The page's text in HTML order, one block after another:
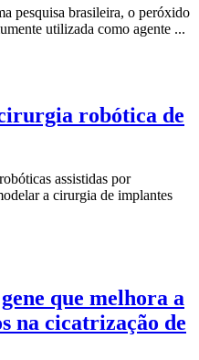
pesquisa brasileira, o peróxido
utilizada como agente ...
robótica de
assistidas por
a cirurgia de implantes
que melhora a
na cicatrização de